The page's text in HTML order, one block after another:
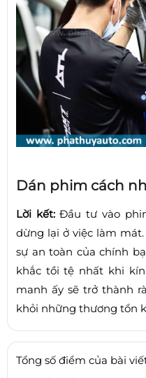
Dán phim cách
Lời kết:Đầu tư vào
dừng lại ở việc làm
sự an toàn của chính
khắc tồi tệ nhất khi
manh ấy sẽ trở thành
khỏi những thương tổn
Tổng số điểm của bài